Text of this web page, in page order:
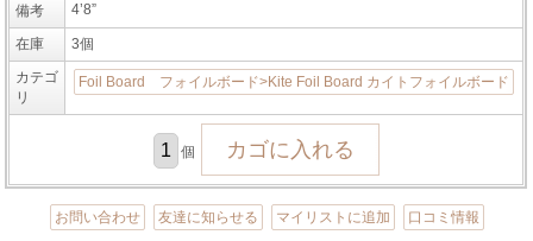
備考 4’8”
在庫
3個
カテゴ
リ
Foil Board フォイルボード>Kite Foil Board カイトフォイルボード
個
お問い合わせ 友達に知らせる マイリストに追加 口コミ情報